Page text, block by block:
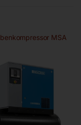
MSA